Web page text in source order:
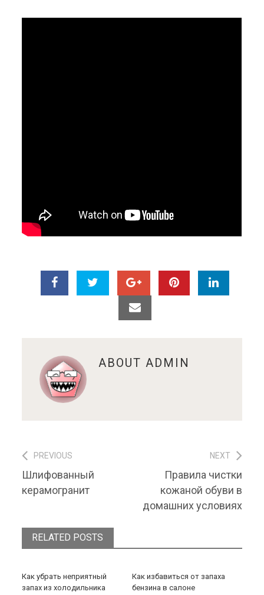
ABOUT ADMIN
Навигация по записям
PREVIOUS
Previous post:
Шлифованный
керамогранит
NEXT
Next post:
Правила чистки
кожаной обуви в
домашних условиях
RELATED POSTS
Как убрать неприятный
запах из холодильника
Как избавиться от запаха
бензина в салоне